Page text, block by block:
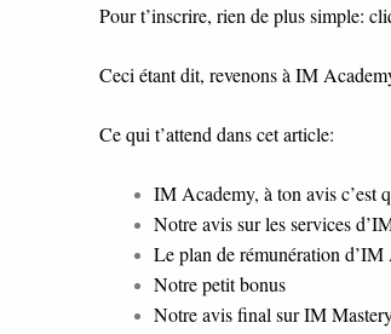
Pour t’inscrire, rien de plus simple:
Ceci étant dit, revenons à IM
Ce qui t’attend dans cet article:
IM Academy, à ton avis c’est
Notre avis sur les services
Le plan de rémunération
Notre petit bonus
Notre avis final sur IM